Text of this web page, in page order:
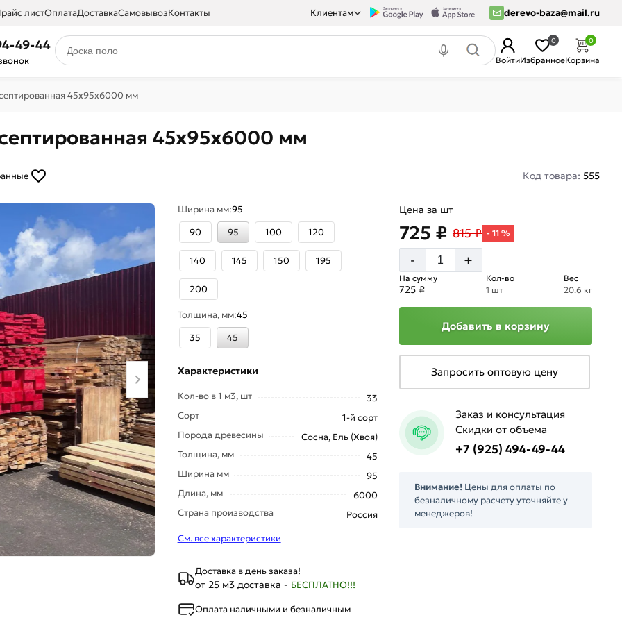
листОплатаДоставкаСамовывозКонтакты Клиентам derevo-baza@mail.ru
49-44
ВойтиИзбранное
0
Корзина
0
45х95х6000 мм
45х95х6000 мм
Код товара: 555
Ширина мм:95
90
95 100 120
140 145 150 195
200
Толщина, мм:45
35
45
Характеристики
Кол-во в 1 м3, шт
33
Сорт
1-й сорт
Порода древесины
Сосна, Ель (Хвоя)
Толщина, мм
45
Ширина мм
95
Длина, мм
6000
Страна производства
Россия
См. все характеристики
Доставка в день заказа!
от 25 м3 доставка - БЕСПЛАТНО!!!
Оплата наличными и безналичным
Цена за шт
725 ₽ 815 ₽ - 11 %
- +
На сумму
725 ₽
Кол-во
1 шт
Вес
20.6 кг
Добавить в корзину
Запросить оптовую цену
Заказ и консультация
Скидки от объема
+7 (925) 494-49-44
Внимание!Цены для оплаты по
безналичному расчету уточняйте у
менеджеров!